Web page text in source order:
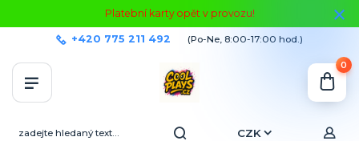
Platební karty opět v provozu!
CZK
+420 775 211 492 (Po-Ne, 8:00-17:00 hod.)
0